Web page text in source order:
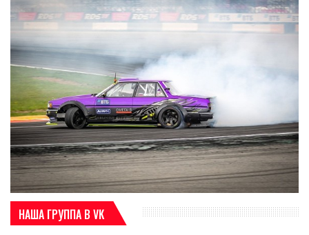
НАША ГРУППА В VK